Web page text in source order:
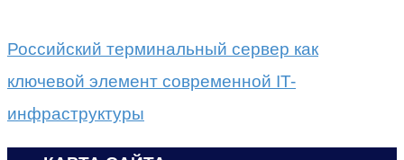
Российский терминальный сервер как
ключевой элемент современной IT-
инфраструктуры